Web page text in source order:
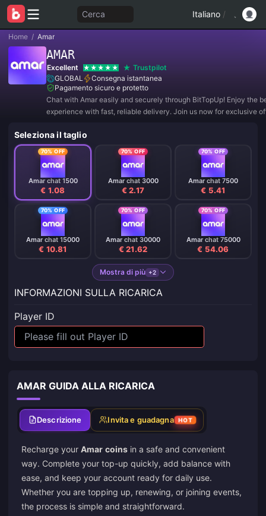
Cerca Italiano /
Home / Amar
AMAR
Excellent
Trustpilot
GLOBAL
Consegna istantanea
Pagamento sicuro e protetto
Chat with Amar easily and securely through BitTopUp! Enjoy the
experience with fast, reliable delivery. Join us now for exclusive
Seleziona il taglio
70% OFF
Amar chat 1500
€ 1.08
70% OFF
Amar chat 3000
€ 2.17
70% OFF
Amar chat 7500
€ 5.41
70% OFF
Amar chat 15000
€ 10.81
70% OFF
Amar chat 30000
€ 21.62
70% OFF
Amar chat 75000
€ 54.06
Mostra di più +2
INFORMAZIONI SULLA RICARICA
Player ID
AMAR GUIDA ALLA RICARICA
Descrizione Invita e guadagna HOT
Recharge your Amar coins in a safe and convenient
way. Complete your top-up quickly, add balance with
ease, and keep your account ready for daily use.
Whether you are topping up, renewing, or joining events,
the process is simple and straightforward.